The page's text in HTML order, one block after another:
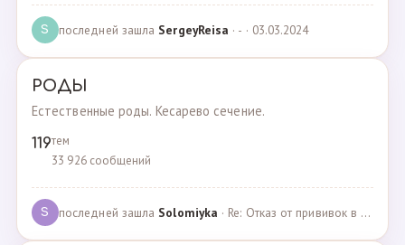
S последней зашла SergeyReisa · - · 03.03.2024
РОДЫ
Естественные роды. Кесарево сечение.
119тем
33 926 сообщений
S последней зашла Solomiyka · Re: Отказ от прививок в роддоме · 07.05.2022